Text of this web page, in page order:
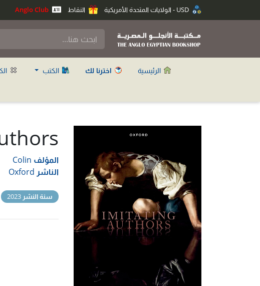
النقاط
الرئيسية اخترنا لك الكتب
المؤلف Colin
الناشر Oxford
سنة النشر